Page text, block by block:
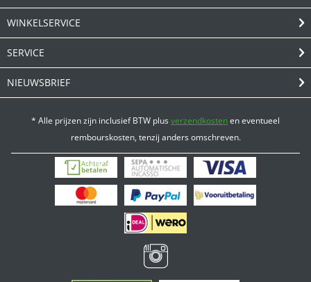
WINKELSERVICE
SERVICE
NIEUWSBRIEF
* Alle prijzen zijn inclusief BTW plusverzendkostenen eventueel
rembourskosten, tenzij anders omschreven.